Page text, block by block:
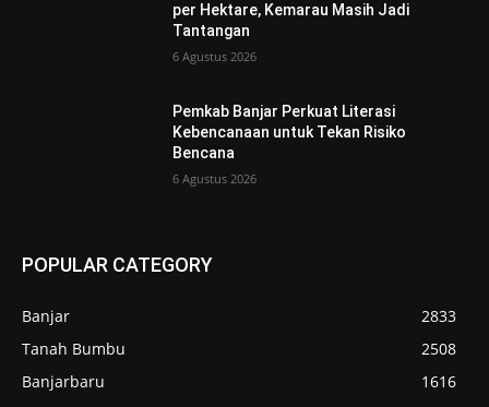
per Hektare, Kemarau Masih Jadi
Tantangan
6 Agustus 2026
Pemkab Banjar Perkuat Literasi
Kebencanaan untuk Tekan Risiko
Bencana
6 Agustus 2026
POPULAR CATEGORY
Banjar
2833
Tanah Bumbu
2508
Banjarbaru
1616